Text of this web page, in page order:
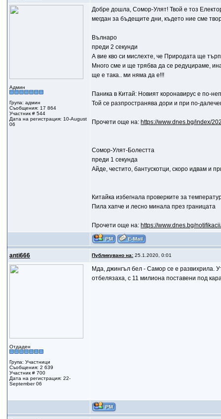
Админ
Група: админ
Съобщения: 17 864
Участник # 544
Дата на регистрация: 10-August
06
Добре дошла, Сомор-Улят! Твой е тоз
мегдан за бъдещите дни, където ние сме
Вълнаро
преди 2 секунди
А вие кво си мислехте, че Природата ще
Много сме и ще трябва да се редуцираме,
ще е така.. ми няма да е!!!
Паника в Китай: Новият коронавирус е по-
Той се разпространява дори и при по-
Прочети още на: https://www.dnes.bg/index/
Сомор-Улят-Болестта
преди 1 секунда
Айде, честито, бантускотци, скоро идвам и
Китайка избегнала проверките за
Пила хапче и лесно минала през границата
Прочети още на: https://www.dnes.bg/
anti666 Публикувано на: 25.1.2020, 0:01
Отдаден
Група: Участници
Съобщения: 2 639
Участник # 700
Дата на регистрация: 22-
September 06
Мда, джингъл бел - Самор се е развихрила.
отбелязаха, с 11 милиона поставени под